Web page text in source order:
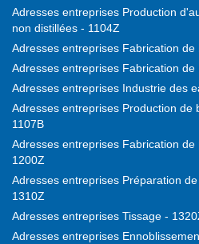
Adresses entreprises Production
non distillées - 1104Z
Adresses entreprises Fabrication de
Adresses entreprises Fabrication de
Adresses entreprises Industrie des
Adresses entreprises Production de
1107B
Adresses entreprises Fabrication
1200Z
Adresses entreprises Préparation
1310Z
Adresses entreprises Tissage -
Adresses entreprises